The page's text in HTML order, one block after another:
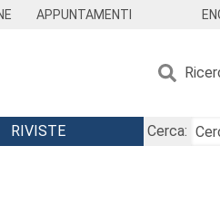
APPUNTAMENTI
RIVISTE
Cerca: